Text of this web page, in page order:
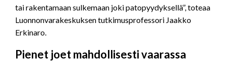
tai rakentamaan sulkemaan joki patopyydyksellä”, toteaa
Luonnonvarakeskuksen tutkimusprofessori Jaakko
Erkinaro.
Pienet joet mahdollisesti vaarassa